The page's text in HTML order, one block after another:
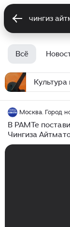
Всё
Культура
Москва. Город
В РАМТе
Чингиза